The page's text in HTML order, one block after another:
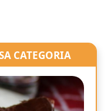
CATEGORIA